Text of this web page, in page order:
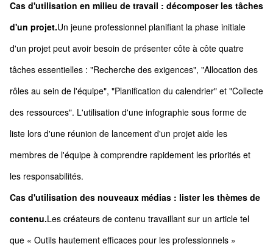
Cas d'utilisation en milieu de travail : décomposer les tâches
d'un projet.Un jeune professionnel planifiant la phase initiale
d'un projet peut avoir besoin de présenter côte à côte quatre
tâches essentielles : "Recherche des exigences", "Allocation des
rôles au sein de l'équipe", "Planification du calendrier" et "Collecte
des ressources". L'utilisation d'une infographie sous forme de
liste lors d'une réunion de lancement d'un projet aide les
membres de l'équipe à comprendre rapidement les priorités et
les responsabilités.
Cas d'utilisation des nouveaux médias : lister les thèmes de
contenu.Les créateurs de contenu travaillant sur un article tel
que « Outils hautement efficaces pour les professionnels »